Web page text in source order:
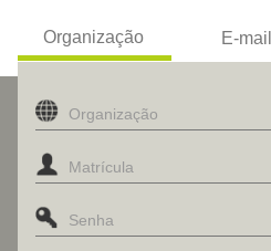
Organização E-mail